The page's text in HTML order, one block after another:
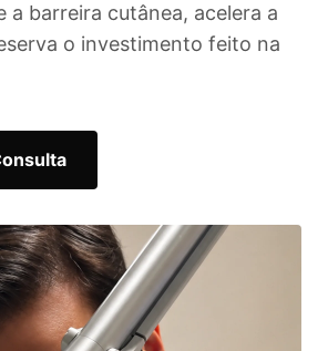
a barreira cutânea, acelera a
o investimento feito na